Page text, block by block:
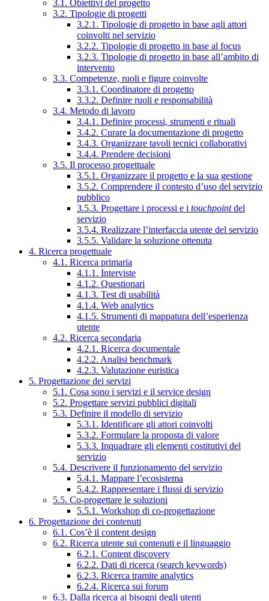
3.1. Obiettivi del progetto
3.2. Tipologie di progetti
3.2.1. Tipologie di progetto in base agli attori
coinvolti nel servizio
3.2.2. Tipologie di progetto in base al focus
3.2.3. Tipologie di progetto in base all’ambito di
intervento
3.3. Competenze, ruoli e figure coinvolte
3.3.1. Coordinatore di progetto
3.3.2. Definire ruoli e responsabilità
3.4. Metodo di lavoro
3.4.1. Definire processi, strumenti e rituali
3.4.2. Curare la documentazione di progetto
3.4.3. Organizzare tavoli tecnici collaborativi
3.4.4. Prendere decisioni
3.5. Il processo progettuale
3.5.1. Organizzare il progetto e la sua gestione
3.5.2. Comprendere il contesto d’uso del servizio
pubblico
3.5.3. Progettare i processi e i touchpointdel
servizio
3.5.4. Realizzare l’interfaccia utente del servizio
3.5.5. Validare la soluzione ottenuta
4. Ricerca progettuale
4.1. Ricerca primaria
4.1.1. Interviste
4.1.2. Questionari
4.1.3. Test di usabilità
4.1.4. Web analytics
4.1.5. Strumenti di mappatura dell’esperienza
utente
4.2. Ricerca secondaria
4.2.1. Ricerca documentale
4.2.2. Analisi benchmark
4.2.3. Valutazione euristica
5. Progettazione dei servizi
5.1. Cosa sono i servizi e il service design
5.2. Progettare servizi pubblici digitali
5.3. Definire il modello di servizio
5.3.1. Identificare gli attori coinvolti
5.3.2. Formulare la proposta di valore
5.3.3. Inquadrare gli elementi costitutivi del
servizio
5.4. Descrivere il funzionamento del servizio
5.4.1. Mappare l’ecosistema
5.4.2. Rappresentare i flussi di servizio
5.5. Co-progettare le soluzioni
5.5.1. Workshop di co-progettazione
6. Progettazione dei contenuti
6.1. Cos’è il content design
6.2. Ricerca utente sui contenuti e il linguaggio
6.2.1. Content discovery
6.2.2. Dati di ricerca (search keywords)
6.2.3. Ricerca tramite analytics
6.2.4. Ricerca sui forum
6.3. Dalla ricerca ai bisogni degli utenti